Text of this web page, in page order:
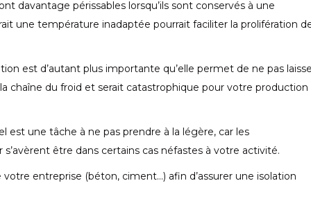
davantage périssables lorsqu’ils sont conservés à une
une température inadaptée pourrait faciliter la prolifération
est d’autant plus importante qu’elle permet de ne pas
chaîne du froid et serait catastrophique pour votre production
est une tâche à ne pas prendre à la légère, car les
être dans certains cas néfastes à votre activité.
entreprise (béton, ciment…) afin d’assurer une isolation